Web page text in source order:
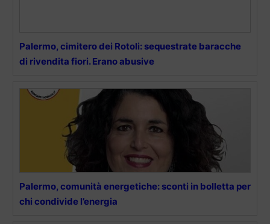
Palermo, cimitero dei Rotoli: sequestrate baracche
di rivendita fiori. Erano abusive
Palermo, comunità energetiche: sconti in bolletta per
chi condivide l’energia